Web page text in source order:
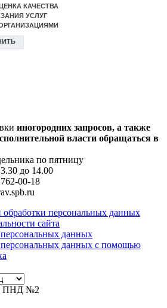
иногородних запросов, а также
власти обращаться в
по пятницу
до 14.00
00-18
персональных данных
сайта
данных
персональных данных с помощью
ПНД №2